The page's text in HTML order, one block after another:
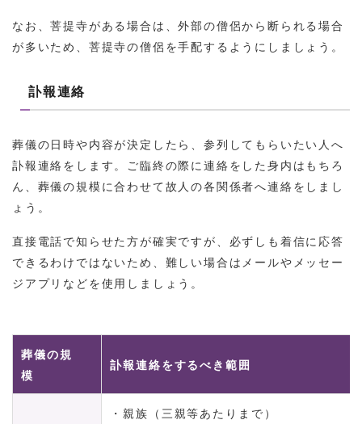
なお、菩提寺がある場合は、外部の僧侶から断られる場合
が多いため、菩提寺の僧侶を手配するようにしましょう。
訃報連絡
葬儀の日時や内容が決定したら、参列してもらいたい人へ
訃報連絡をします。ご臨終の際に連絡をした身内はもちろ
ん、葬儀の規模に合わせて故人の各関係者へ連絡をしまし
ょう。
直接電話で知らせた方が確実ですが、必ずしも着信に応答
できるわけではないため、難しい場合はメールやメッセー
ジアプリなどを使用しましょう。
葬儀の規
模
訃報連絡をするべき範囲
・親族（三親等あたりまで）